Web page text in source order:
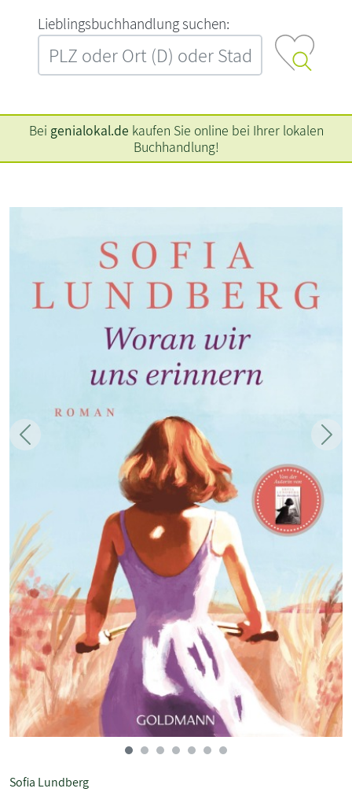
L‍i‍e‍b‍l‍i‍n‍g‍s‍b‍u‍c‍h‍h‍a‍n‍d‍l‍u‍n‍g‍ ‍s‍u‍c‍h‍e‍n‍:‍
Bei genialokal.de kaufen Sie online bei Ihrer lokalen
Buchhandlung!
Zurück
Sofia Lundberg